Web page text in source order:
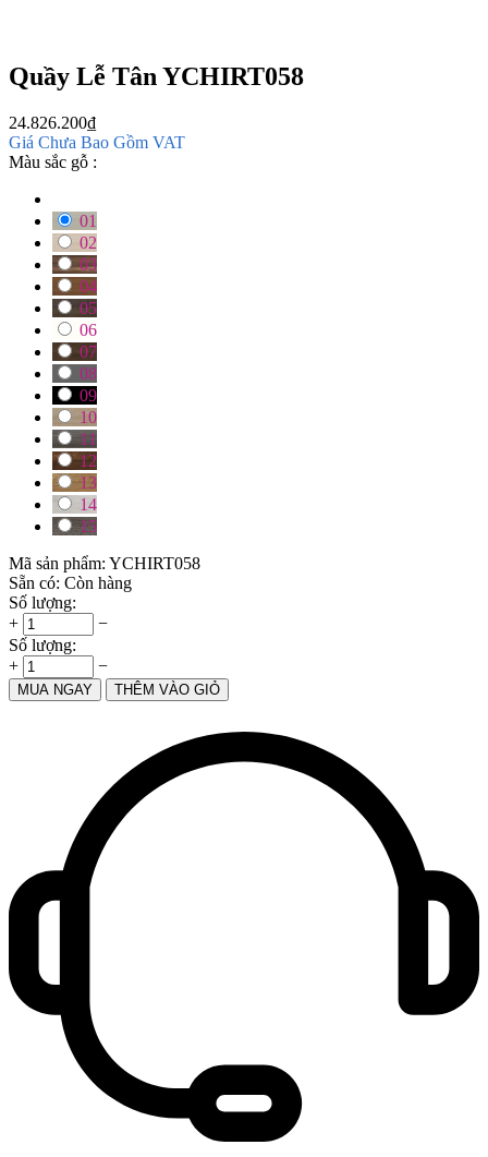
Quầy Lễ Tân YCHIRT058
24.826.200₫
Giá Chưa Bao Gồm VAT
Màu sắc gỗ :
01
02
03
04
05
06
07
08
09
10
11
12
13
14
15
Mã sản phẩm: YCHIRT058
Sẵn có: Còn hàng
Số lượng:
+
−
Số lượng:
+
−
MUA NGAY THÊM VÀO GIỎ